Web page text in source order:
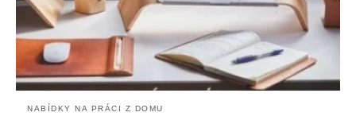
NABÍDKY NA PRÁCI Z DOMU